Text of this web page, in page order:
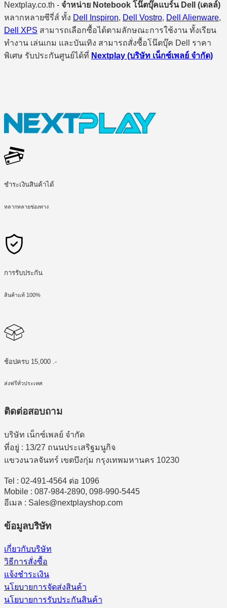
Nextplay.co.th - จำหน่าย Notebook โน๊ตบุ๊คแบร์น Dell (เดลล์)
หลากหลายซีรี่ส์ ทั้ง Dell Inspiron, Dell Vostro, Dell Alienware,
Dell XPS สามารถเลือกซื้อได้ตามลักษณะการใช้งาน ทั้งเรียน
ทำงาน เล่นเกม และบันเทิง สามารถสั่งซื้อโน๊ตบุ๊ค Dell ราคา
พิเศษ รับประกันศูนย์ได้ที่ Nextplay (บริษัท เน็กซ์เพลย์ จำกัด)
ชำระเงินสินค้าได้
หลากหลายช่องทาง
การรับประกัน
สินค้าแท้ 100%
ช้อปครบ 15,000 .-
ส่งฟรีทั่วประเทศ
ติดต่อสอบถาม
บริษัท เน็กซ์เพลย์ จำกัด
ที่อยู่ : 13/27 ถนนประเสริฐมนูกิจ
แขวงนวลจันทร์ เขตบึงกุ่ม กรุงเทพมหานคร 10230
Tel : 02-491-4564 ต่อ 1096
Mobile : 087-984-2890, 098-990-5445
อีเมล : Sales@nextplayshop.com
ข้อมูลบริษัท
เกี่ยวกับบริษัท
วิธีการสั่งซื้อ
แจ้งชำระเงิน
นโยบายการจัดส่งสินค้า
นโยบายการรับประกันสินค้า